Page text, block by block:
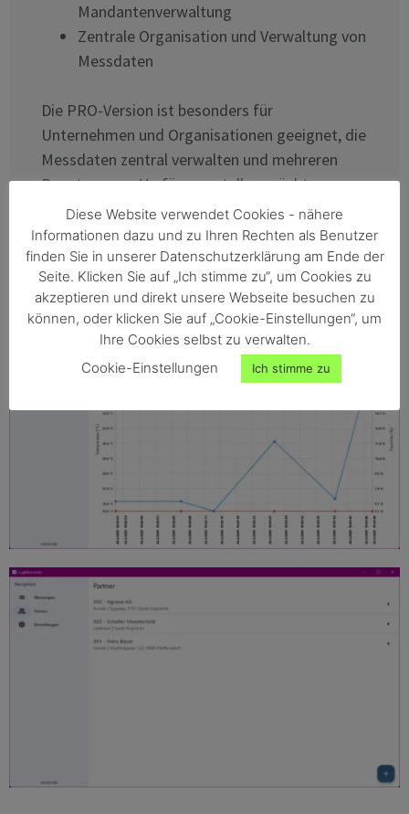
Mandantenverwaltung
Zentrale Organisation und Verwaltung von
Messdaten
Die PRO-Version ist besonders für
Unternehmen und Organisationen geeignet, die
Messdaten zentral verwalten und mehreren
Benutzern zur Verfügung stellen möchten.
Erhältlich als jährliches Abonnement.
Jetzt anfragen
Diese Website verwendet Cookies - nähere
Informationen dazu und zu Ihren Rechten als Benutzer
finden Sie in unserer Datenschutzerklärung am Ende der
Seite. Klicken Sie auf „Ich stimme zu“, um Cookies zu
akzeptieren und direkt unsere Webseite besuchen zu
können, oder klicken Sie auf „Cookie-Einstellungen“, um
Ihre Cookies selbst zu verwalten.
Cookie-Einstellungen
Ich stimme zu